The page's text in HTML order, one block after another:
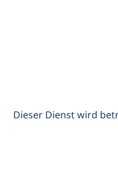
Dieser Dienst wird